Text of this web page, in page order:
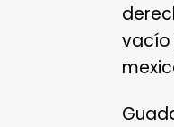
vacío